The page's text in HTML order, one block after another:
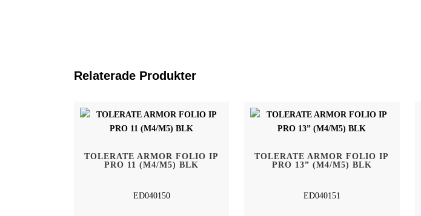
Relaterade Produkter
TOLERATE ARMOR FOLIO IP
PRO 11 (M4/M5) BLK
ED040150
TOLERATE ARMOR FOLIO IP
PRO 13” (M4/M5) BLK
ED040151
Tolerate Sweden AB